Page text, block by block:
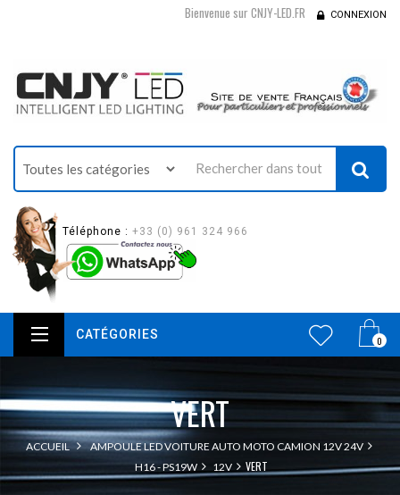
Bienvenue sur CNJY-LED.FR CONNEXION
Téléphone : +33 (0) 961 324 966
0
CATÉGORIES
VERT
ACCUEIL
AMPOULE LED VOITURE AUTO MOTO CAMION 12V 24V
H16 - PS19W
12V VERT